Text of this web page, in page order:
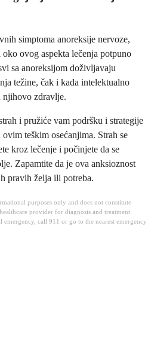
simptoma anoreksije nervoze,
ovog aspekta lečenja potpuno
sa anoreksijom doživljavaju
težine, čak i kada intelektualno
njihovo zdravlje.
i pružiće vam podršku i strategije
teškim osećanjima. Strah se
kroz lečenje i počinjete da se
Zapamtite da je ova anksioznost
pravih želja ili potreba.
purposes only and does not constitute
provider for diagnosis and treatment
call 911 or go to the nearest emergency